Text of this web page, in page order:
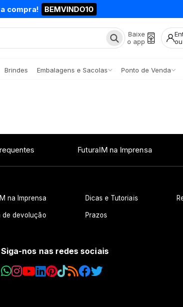
compra! BEMVINDO10
Baixe
o app
Brindes Embalagens e Sacolas Ponto de Venda
FuturaIM na Imprensa
na Imprensa Dicas e Tutoriais
de devolução Prazos
Siga-nos nas redes sociais